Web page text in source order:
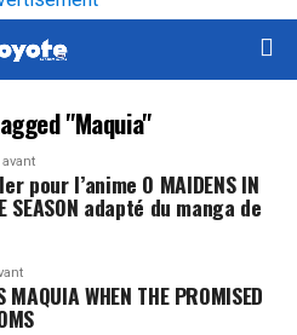
"Maquia"
pour l’anime O MAIDENS IN
SEASON adapté du manga de
MAQUIA WHEN THE PROMISED